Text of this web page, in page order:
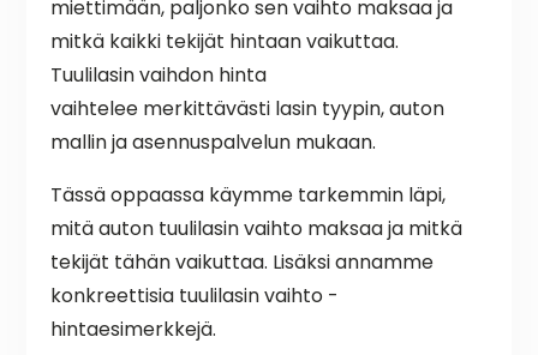
miettimään, paljonko sen vaihto maksaa ja
mitkä kaikki tekijät hintaan vaikuttaa.
Tuulilasin vaihdon hinta
vaihtelee merkittävästi lasin tyypin, auton
mallin ja asennuspalvelun mukaan.
Tässä oppaassa käymme tarkemmin läpi,
mitä auton tuulilasin vaihto maksaa ja mitkä
tekijät tähän vaikuttaa. Lisäksi annamme
konkreettisia tuulilasin vaihto -
hintaesimerkkejä.